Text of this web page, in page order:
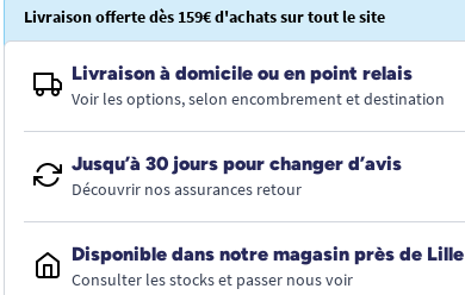
Livraison offerte dès 159€ d'achats sur tout le site
Livraison à domicile ou en point relais
Voir les options, selon encombrement et destination
Jusqu’à 30 jours pour changer d’avis
Découvrir nos assurances retour
Disponible dans notre magasin près de Lille
Consulter les stocks et passer nous voir